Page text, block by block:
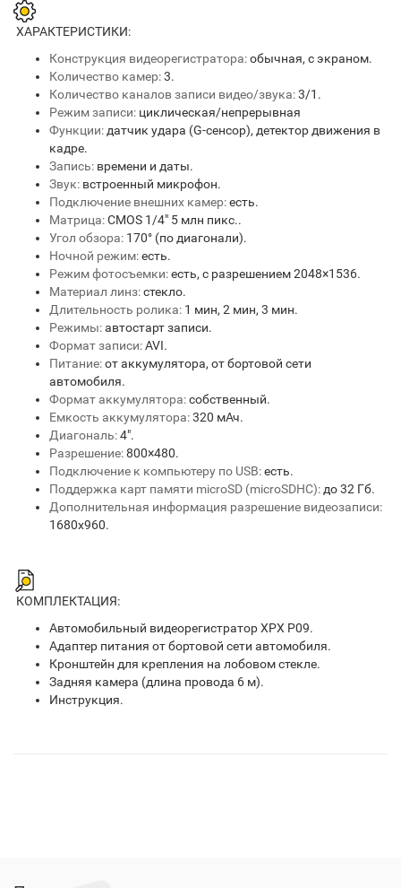
ХАРАКТЕРИСТИКИ:
Конструкция видеорегистратора:обычная, с экраном.
Количество камер:3.
Количество каналов записи видео/звука:3/1.
Режим записи: циклическая/непрерывная
Функции: датчик удара (G-сенсор), детектор движения в
кадре.
Запись: времени и даты.
Звук: встроенный микрофон.
Подключение внешних камер:есть.
Матрица:CMOS 1/4" 5 млн пикс..
Угол обзора: 170° (по диагонали).
Ночной режим:есть.
Режим фотосъемки:есть, с разрешением 2048×1536.
Материал линз:стекло.
Длительность ролика: 1 мин, 2 мин, 3 мин.
Режимы:автостарт записи.
Формат записи:AVI.
Питание:от аккумулятора, от бортовой сети
автомобиля.
Формат аккумулятора:собственный.
Емкость аккумулятора:320 мАч.
Диагональ:4".
Разрешение:800×480.
Подключение к компьютеру по USB:есть.
Поддержка карт памяти microSD (microSDHC): до 32 Гб.
Дополнительная информация разрешение видеозаписи:
1680х960.
КОМПЛЕКТАЦИЯ:
Автомобильный видеорегистратор XPX P09.
Адаптер питания от бортовой сети автомобиля.
Кронштейн для крепления на лобовом стекле.
Задняя камера (длина провода 6 м).
Инструкция.